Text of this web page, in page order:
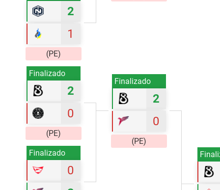
Finalizado
2
0
(PE)
2
1
(PE)
Finalizado
2
0
(PE)
Finalizado
0